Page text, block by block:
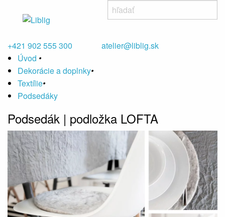
+421 902 555 300
atelier@liblig.sk
Úvod •
Dekorácie a doplnky•
Textílie•
Podsedáky
Podsedák | podložka LOFTA